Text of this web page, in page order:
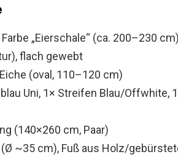
„Eierschale“ (ca. 200–230 cm)
flach gewebt
(oval, 110–120 cm)
Uni, 1× Streifen Blau/Offwhite,
(140×260 cm, Paar)
~35 cm), Fuß aus Holz/